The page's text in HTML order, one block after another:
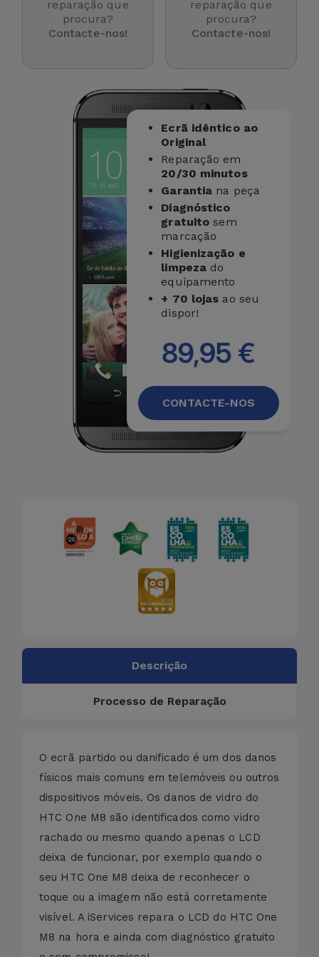
Marcas
para
Telemóvel
Localizadores
e Acessórios
Mobilidade,
Acessórios
Acessórios
reparação que
procura?
Contacte-nos!
reparação que
procura?
Contacte-nos!
Ecrã idêntico ao
Original
Reparação em
20/30 minutos
Garantia na peça
Diagnóstico
gratuito sem
marcação
Higienização e
limpeza do
equipamento
+ 70 lojas ao seu
dispor!
89,95 €
CONTACTE-NOS
Descrição
Processo de Reparação
O ecrã partido ou danificado é um dos danos
físicos mais comuns em telemóveis ou outros
dispositivos móveis. Os danos de vidro do
HTC One M8 são identificados como vidro
rachado ou mesmo quando apenas o LCD
deixa de funcionar, por exemplo quando o
seu HTC One M8 deixa de reconhecer o
toque ou a imagem não está corretamente
visível. A iServices repara o LCD do HTC One
M8 na hora e ainda com diagnóstico gratuito